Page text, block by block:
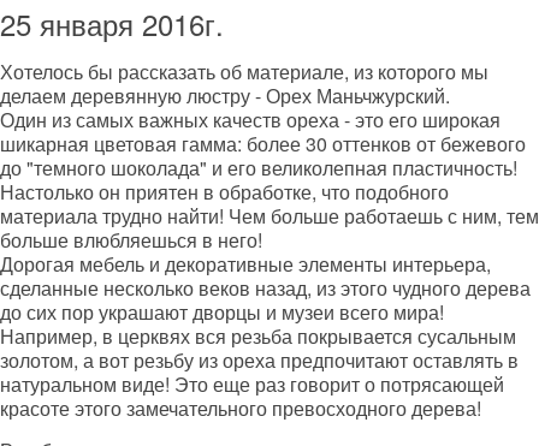
25 января 2016г.
Хотелось бы рассказать об материале, из которого мы
делаем деревянную люстру - Орех Маньчжурский.
Один из самых важных качеств ореха - это его широкая
шикарная цветовая гамма: более 30 оттенков от бежевого
до "темного шоколада" и его великолепная пластичность!
Настолько он приятен в обработке, что подобного
материала трудно найти! Чем больше работаешь с ним, тем
больше влюбляешься в него!
Дорогая мебель и декоративные элементы интерьера,
сделанные несколько веков назад, из этого чудного дерева
до сих пор украшают дворцы и музеи всего мира!
Например, в церквях вся резьба покрывается сусальным
золотом, а вот резьбу из ореха предпочитают оставлять в
натуральном виде! Это еще раз говорит о потрясающей
красоте этого замечательного превосходного дерева!